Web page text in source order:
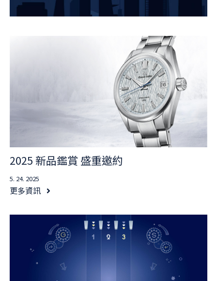
2025 新品鑑賞 盛重邀約
5. 24. 2025
更多資訊